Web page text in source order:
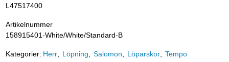
L47517400
Artikelnummer
158915401-White/White/Standard-B
Kategorier: Herr Löpning Salomon Löparskor Tempo